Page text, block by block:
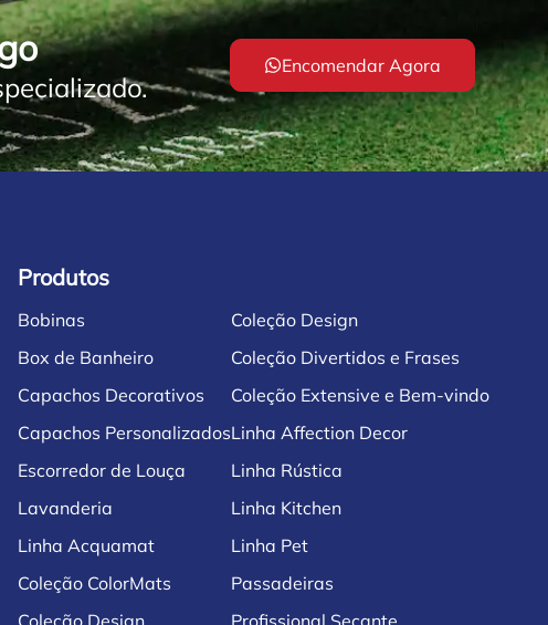
Encomendar Agora
Produtos
Bobinas
Box de Banheiro
Capachos Decorativos
Capachos Personalizados
Escorredor de Louça
Lavanderia
Linha Acquamat
Coleção ColorMats
Coleção Design
Coleção Design
Coleção Divertidos e Frases
Coleção Extensive e Bem-vindo
Linha Affection Decor
Linha Rústica
Linha Kitchen
Linha Pet
Passadeiras
Profissional Secante